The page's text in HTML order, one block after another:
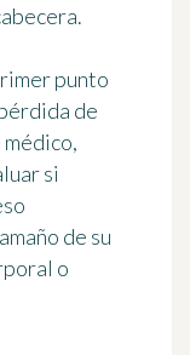
.
punto
de
si
de su
o